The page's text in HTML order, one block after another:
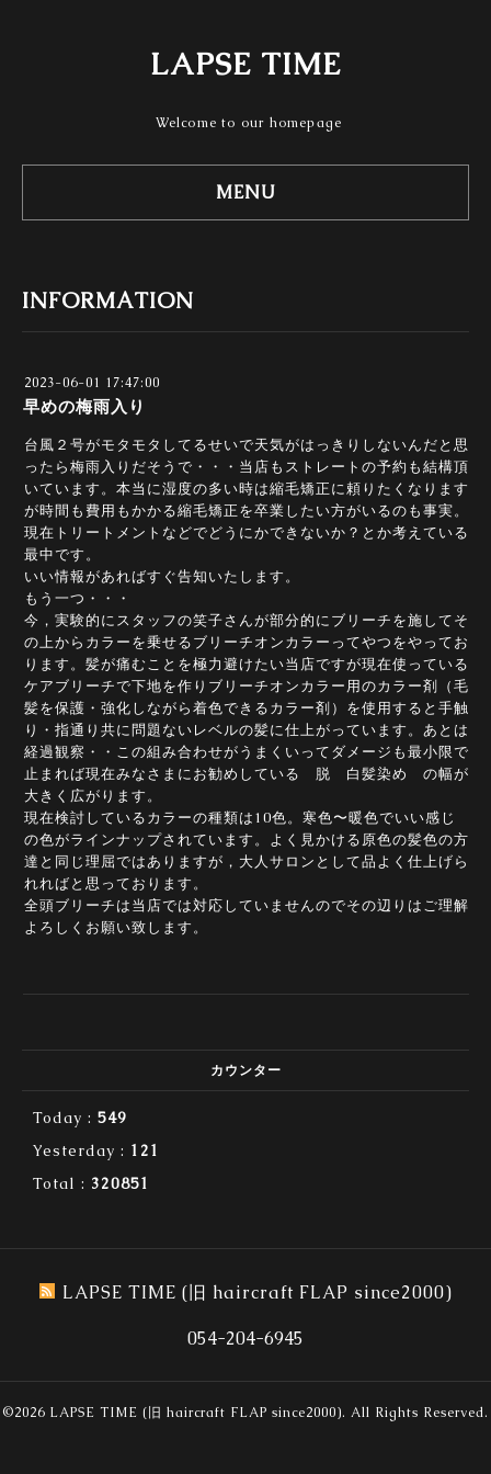
LAPSE TIME
Welcome to our homepage
MENU
INFORMATION
2023-06-01 17:47:00
早めの梅雨入り
台風２号がモタモタしてるせいで天気がはっきりしないんだと思
ったら梅雨入りだそうで・・・当店もストレートの予約も結構頂
いています。本当に湿度の多い時は縮毛矯正に頼りたくなります
が時間も費用もかかる縮毛矯正を卒業したい方がいるのも事実。
現在トリートメントなどでどうにかできないか？とか考えている
最中です。
いい情報があればすぐ告知いたします。
もう一つ・・・
今，実験的にスタッフの笑子さんが部分的にブリーチを施してそ
の上からカラーを乗せるブリーチオンカラーってやつをやってお
ります。髪が痛むことを極力避けたい当店ですが現在使っている
ケアブリーチで下地を作りブリーチオンカラー用のカラー剤（毛
髪を保護・強化しながら着色できるカラー剤）を使用すると手触
り・指通り共に問題ないレベルの髪に仕上がっています。あとは
経過観察・・この組み合わせがうまくいってダメージも最小限で
止まれば現在みなさまにお勧めしている 脱 白髪染め の幅が
大きく広がります。
現在検討しているカラーの種類は10色。寒色〜暖色でいい感じ
の色がラインナップされています。よく見かける原色の髪色の方
達と同じ理屈ではありますが，大人サロンとして品よく仕上げら
れればと思っております。
全頭ブリーチは当店では対応していませんのでその辺りはご理解
よろしくお願い致します。
カウンター
Today : 549
Yesterday : 121
Total : 320851
LAPSE TIME (旧 haircraft FLAP since2000)
054-204-6945
©2026 LAPSE TIME (旧 haircraft FLAP since2000). All Rights Reserved.